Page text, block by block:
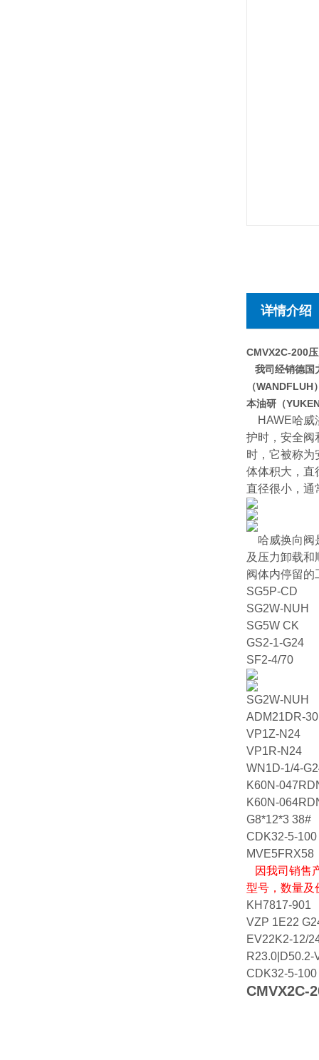
详情介绍
CMVX2C-200
我司经销德国
（
本油研（
HAWE哈
护时，安全阀
时，它被称为
体体积大，直
直径很小，通
哈威换向阀
及压力卸载
阀体内停留的
SG5P-CD
SG2W-NUH
SG5W CK
GS2-1-G24
SF2-4/70
SG2W-NUH
ADM21DR-30
VP1Z-N24
VP1R-N24
WN1D-1/4-
K60N-
K60N-
G8*12*3 38#
CDK32-5-100
MVE5FRX58
因我司销售
型号，数量及
KH7817-901
VZP 1E22
EV22K2-12/
R23.0|D50.2-
CDK32-5-100
CMVX2C-